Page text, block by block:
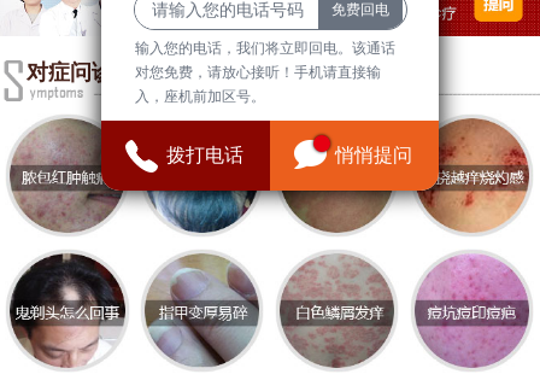
皮肤瘙痒的症状可以是局部或全身性的，且可能伴
有红肿、脱屑、丘疹等表现。常见的原因包括：
1. **过敏反应**：接触某种物质后，皮肤可能出现过
敏，引起严重瘙痒。
2. **皮肤干燥**：特别是在冬季或空气干燥的环境
中，皮肤失去水分会导致瘙痒。
3. **皮肤病**：如湿疹、银屑病、荨麻疹等疾病可导
致持续性瘙痒。
4. **内科疾病**：某些内科疾病，如肝病、肾病、甲
对症问诊
输入您的电话，我们将立即回电。该通话
对您免费，请放心接听！手机请直接输
入，座机前加区号。
拨打电话 悄悄提问